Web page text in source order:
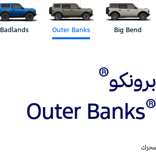
Big Bend
Outer Banks
Badlands
برونكو®
®
Outer Banks
محرّك